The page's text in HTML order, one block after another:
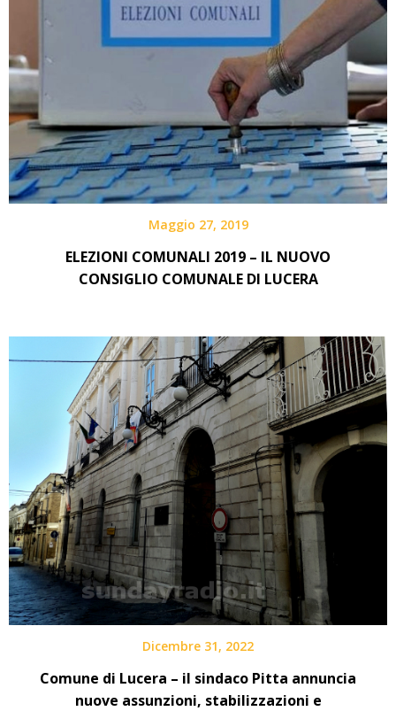
Maggio 27, 2019
ELEZIONI COMUNALI 2019 – IL NUOVO
CONSIGLIO COMUNALE DI LUCERA
Dicembre 31, 2022
Comune di Lucera – il sindaco Pitta annuncia
nuove assunzioni, stabilizzazioni e